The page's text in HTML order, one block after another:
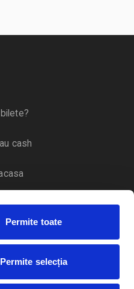
Permite toate
Permite selecția
cash